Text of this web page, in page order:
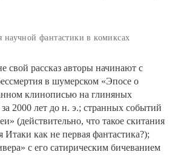
фантастики в комиксах
свой рассказ авторы начинают с
в шумерском «Эпосе о
клинописью на глиняных
2000 лет до н. э.; странных событий
(действительно, что такое скитания
Итаки как не первая фантастика?);
с его сатирическим бичеванием